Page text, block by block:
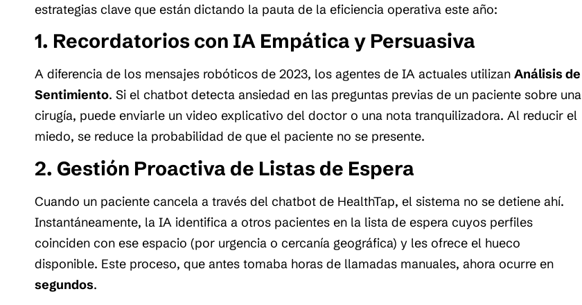
estrategias clave que están dictando la pauta de la eficiencia operativa este año:
1. Recordatorios con IA Empática y Persuasiva
A diferencia de los mensajes robóticos de 2023, los agentes de IA actuales utilizan Análisis de
Sentimiento. Si el chatbot detecta ansiedad en las preguntas previas de un paciente sobre una
cirugía, puede enviarle un video explicativo del doctor o una nota tranquilizadora. Al reducir el
miedo, se reduce la probabilidad de que el paciente no se presente.
2. Gestión Proactiva de Listas de Espera
Cuando un paciente cancela a través del chatbot de HealthTap, el sistema no se detiene ahí.
Instantáneamente, la IA identifica a otros pacientes en la lista de espera cuyos perfiles
coinciden con ese espacio (por urgencia o cercanía geográfica) y les ofrece el hueco
disponible. Este proceso, que antes tomaba horas de llamadas manuales, ahora ocurre en
segundos.